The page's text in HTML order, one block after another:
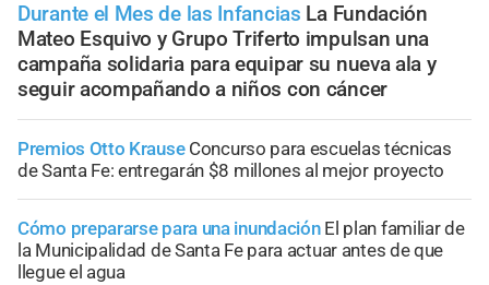
Durante el Mes de las Infancias La Fundación
Mateo Esquivo y Grupo Triferto impulsan una
campaña solidaria para equipar su nueva ala y
seguir acompañando a niños con cáncer
Premios Otto Krause Concurso para escuelas técnicas
de Santa Fe: entregarán $8 millones al mejor proyecto
Cómo prepararse para una inundación El plan familiar de
la Municipalidad de Santa Fe para actuar antes de que
llegue el agua